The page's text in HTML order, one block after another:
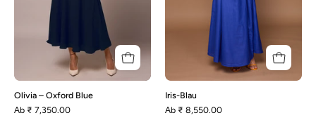
Olivia – Oxford Blue
Аb ₹ 7,350.00
Iris-Blau
Аb ₹ 8,550.00